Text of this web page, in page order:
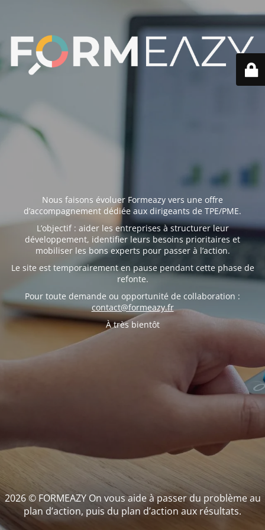
Nous faisons évoluer Formeazy vers une offre
d’accompagnement dédiée aux dirigeants de TPE/PME.
L’objectif : aider les entreprises à structurer leur
développement, identifier leurs besoins prioritaires et
mobiliser les bons experts pour passer à l’action.
Le site est temporairement en pause pendant cette phase de
refonte.
Pour toute demande ou opportunité de collaboration :
contact@formeazy.fr
À très bientôt
2026 © FORMEAZY On vous aide à passer du problème au
plan d’action, puis du plan d’action aux résultats.